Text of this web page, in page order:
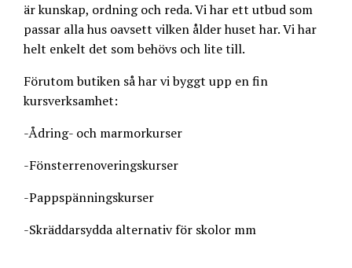
är kunskap, ordning och reda. Vi har ett utbud som
passar alla hus oavsett vilken ålder huset har. Vi har
helt enkelt det som behövs och lite till.
Förutom butiken så har vi byggt upp en fin
kursverksamhet:
-Ådring- och marmorkurser
-Fönsterrenoveringskurser
-Pappspänningskurser
-Skräddarsydda alternativ för skolor mm